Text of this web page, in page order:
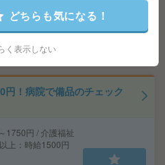
円以上
円！病院で備品のチェック
1750円 / 介護福祉
上：時給1500円
どちらも気になる！
く表示しない